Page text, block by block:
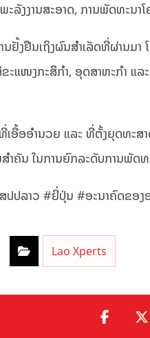
ລັງງານສະອາດ, ການພັດທະ
ງຢືນເຖິງຜົນສຳເລັດທີ່ຜ່ານມ
ະແໜງກະສິກຳ, ອຸດສາຫະກຳ
ເອື້ອອຳນວຍ ແລະ ທີ່ຕັ້ງຍຸດທ
ຳຄັນ ໃນການຍົກລະດັບການ
ປລາວ #ຍີ່ປຸ່ນ #ອະນາຄົດຂອ
Lao Xperts